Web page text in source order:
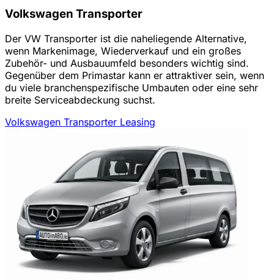
Volkswagen Transporter
Der VW Transporter ist die naheliegende Alternative,
wenn Markenimage, Wiederverkauf und ein großes
Zubehör- und Ausbauumfeld besonders wichtig sind.
Gegenüber dem Primastar kann er attraktiver sein, wenn
du viele branchenspezifische Umbauten oder eine sehr
breite Serviceabdeckung suchst.
Volkswagen Transporter Leasing